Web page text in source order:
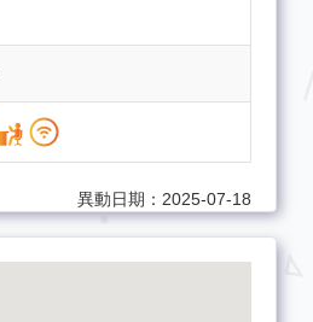
異動日期：2025-07-18